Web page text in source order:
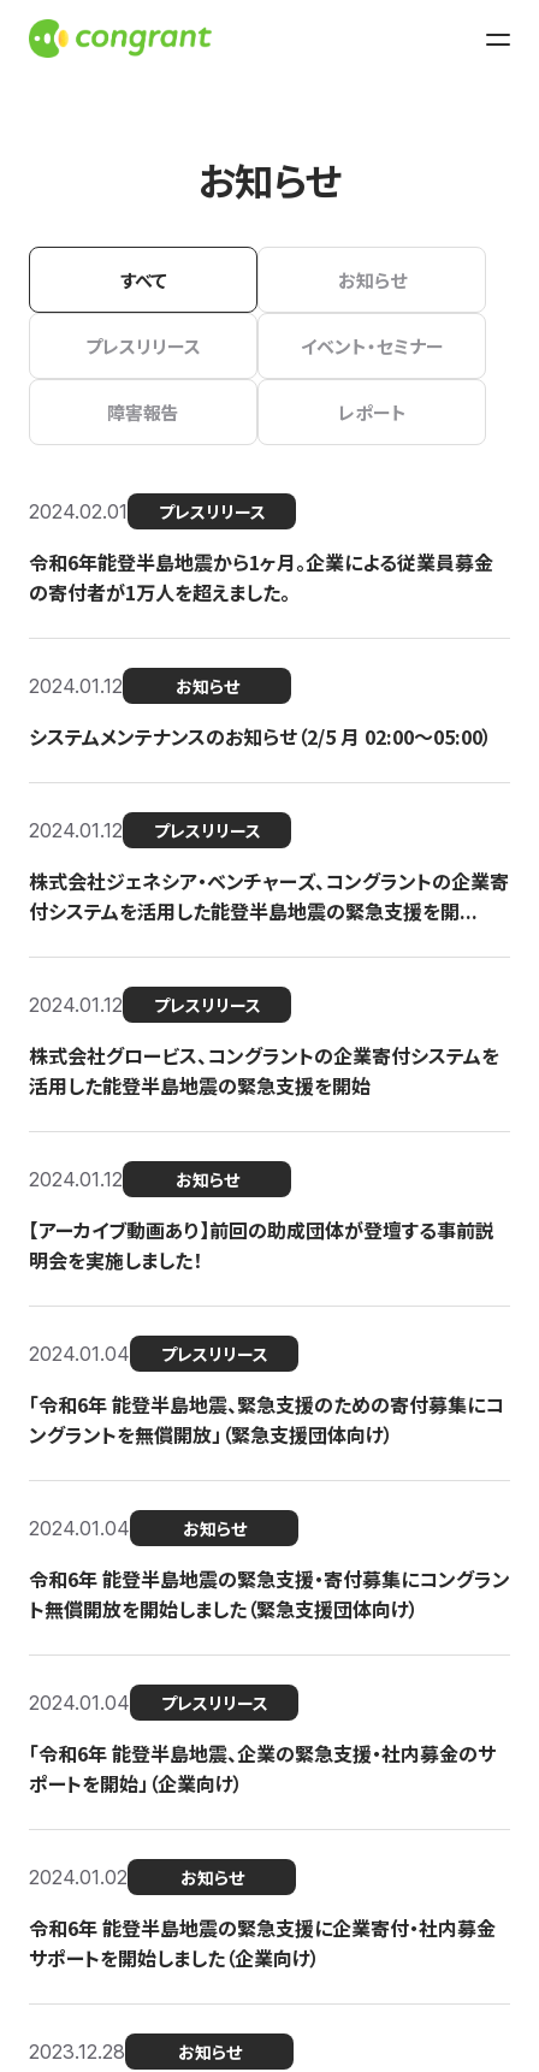
お知らせ
すべて お知らせ
プレスリリース イベント・セミナー
障害報告 レポート
2024.02.01 プレスリリース
令和6年能登半島地震から1ヶ月。企業による従業員募金
の寄付者が1万人を超えました。
2024.01.12 お知らせ
システムメンテナンスのお知らせ（2/5 月 02:00〜05:00）
2024.01.12 プレスリリース
株式会社ジェネシア・ベンチャーズ、コングラントの企業寄
付システムを活用した能登半島地震の緊急支援を開...
2024.01.12 プレスリリース
株式会社グロービス、コングラントの企業寄付システムを
活用した能登半島地震の緊急支援を開始
2024.01.12 お知らせ
【アーカイブ動画あり】前回の助成団体が登壇する事前説
明会を実施しました！
2024.01.04 プレスリリース
「令和6年 能登半島地震、緊急支援のための寄付募集にコ
ングラントを無償開放」（緊急支援団体向け）
2024.01.04 お知らせ
令和6年 能登半島地震の緊急支援・寄付募集にコングラン
ト無償開放を開始しました（緊急支援団体向け）
2024.01.04 プレスリリース
「令和6年 能登半島地震、企業の緊急支援・社内募金のサ
ポートを開始」（企業向け）
2024.01.02 お知らせ
令和6年 能登半島地震の緊急支援に企業寄付・社内募金
サポートを開始しました（企業向け）
2023.12.28 お知らせ